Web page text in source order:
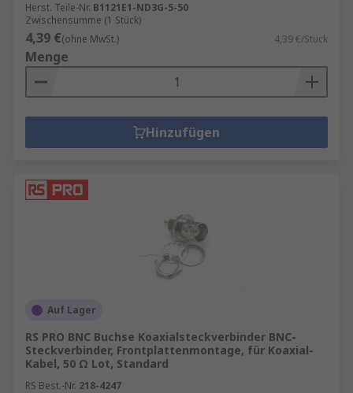
Herst. Teile-Nr. B1121E1-ND3G-5-50
Zwischensumme (1 Stück)
4,39 €(ohne MwSt.) 4,39 €/Stück
Menge
Hinzufügen
Auf Lager
RS PRO BNC Buchse Koaxialsteckverbinder BNC-
Steckverbinder, Frontplattenmontage, für Koaxial-
Kabel, 50 Ω Lot, Standard
RS Best.-Nr. 218-4247